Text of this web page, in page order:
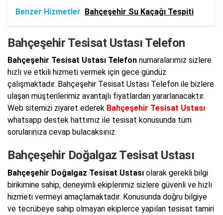
Benzer Hizmetler Bahçeşehir Su Kaçağı Tespiti
Bahçeşehir Tesisat Ustası Telefon
Bahçeşehir Tesisat Ustası Telefon numaralarımız sizlere
hızlı ve etkili hizmeti vermek için gece gündüz
çalışmaktadır. Bahçeşehir Tesisat Ustası Telefon ile bizlere
ulaşan müşterilerimiz avantajlı fiyatlardan yararlanacaktır.
Web sitemizi ziyaret ederek Bahçeşehir Tesisat Ustası
whatsapp destek hattımız ile tesisat konusunda tüm
sorularınıza cevap bulacaksınız.
Bahçeşehir Doğalgaz Tesisat Ustası
Bahçeşehir Doğalgaz Tesisat Ustası olarak gerekli bilgi
birikimine sahip, deneyimli ekiplerimiz sizlere güvenli ve hızlı
hizmeti vermeyi amaçlamaktadır. Konusunda doğru bilgiye
ve tecrübeye sahip olmayan ekiplerce yapılan tesisat tamiri